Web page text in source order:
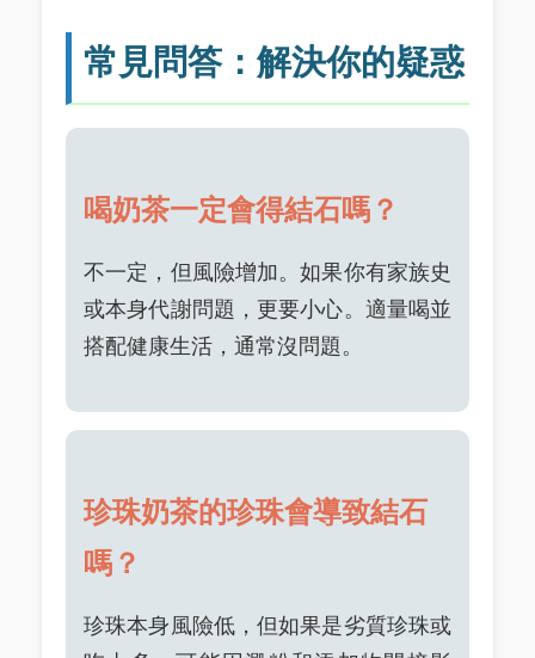
常見問答：解決你的疑惑
喝奶茶一定會得結石嗎？
不一定，但風險增加。如果你有家族史
或本身代謝問題，更要小心。適量喝並
搭配健康生活，通常沒問題。
珍珠奶茶的珍珠會導致結石
嗎？
珍珠本身風險低，但如果是劣質珍珠或